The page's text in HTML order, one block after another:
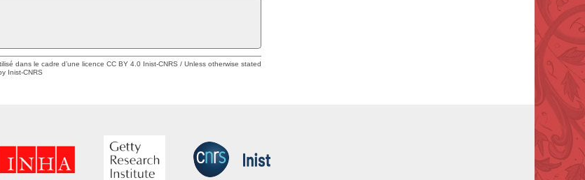
dans le cadre d’une licence CC BY 4.0 Inist-CNRS / Unless otherwise stated
Inist-CNRS